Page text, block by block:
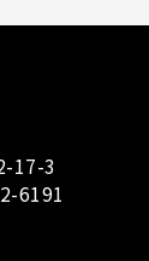
17-3
6191